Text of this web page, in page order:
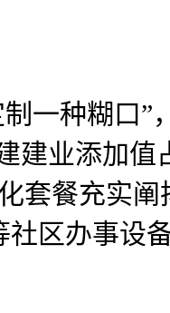
一种糊口”，
建业添加
套餐充实
区办事设